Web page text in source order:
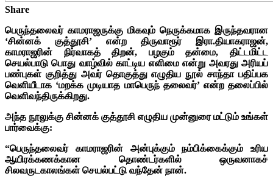
Share
பெருந்தலைவர் காமராஜருக்கு மிகவும் நெருக்கமாக இருந்தவரான
‘சின்னக் குத்தூசி’ என்ற திருவாரூர் இரா.தியாகராஜன்,
காமராஜரின் நிர்வாகத் திறன், பழகும் தன்மை, திட்டமிட்ட
செயல்பாடு பொது வாழ்வில் காட்டிய எளிமை என்று அவரது அரியப்
பண்புகள் குறித்து அவர் தொகுத்து எழுதிய நூல் சாந்தா பதிப்பக
வெளியீடாக ‘மறக்க முடியாத மாபெருந் தலைவர்’ என்ற தலைப்பில்
வெளிவந்திருக்கிறது.
அந்த நூலுக்கு சின்னக் குத்தூசி எழுதிய முன்னுரை மட்டும் உங்கள்
பார்வைக்கு:
“பெருந்தலைவர் காமராஜரின் அன்புக்கும் நம்பிக்கைக்கும் உரிய
ஆயிரக்கணக்கான தொண்டர்களில் ஒருவனாகச்
சிலவருடகாலங்கள் செயல்பட்டு வந்தேன் நான்.